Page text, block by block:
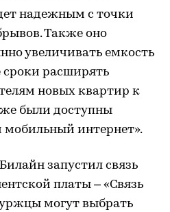
надежным с точки
Также оно
увеличивать емкость
расширять
новых квартир к
были доступны
мобильный интернет».
запустил связь
платы – «Связь
могут выбрать